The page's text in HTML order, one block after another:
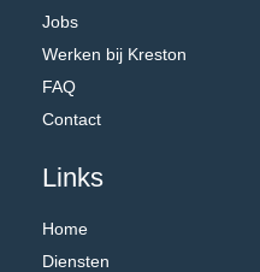
Jobs
Werken bij Kreston
FAQ
Contact
Links
Home
Diensten